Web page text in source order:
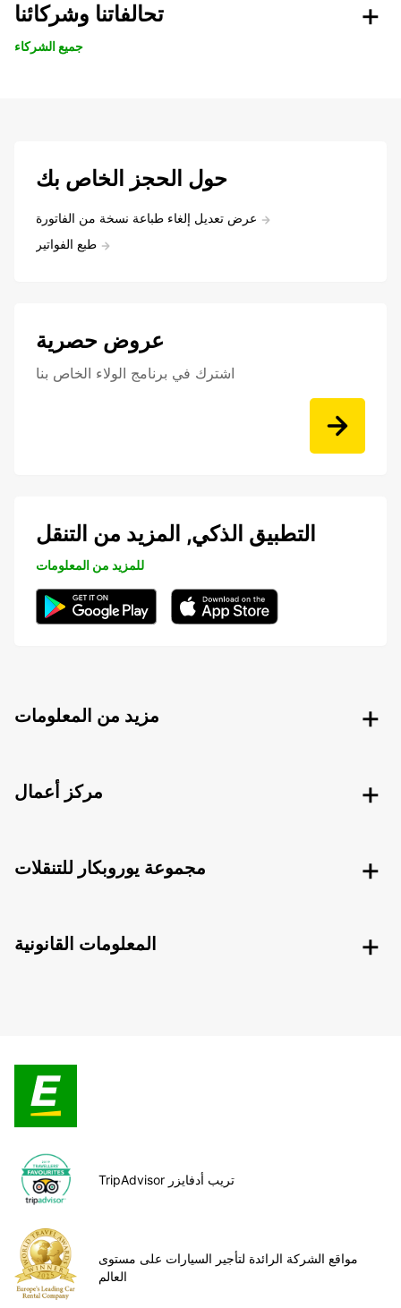
تحالفاتنا وشركائنا
جميع الشركاء
حول الحجز الخاص بك
عرض تعديل إلغاء طباعة نسخة من الفاتورة
طبع الفواتير
عروض حصرية
اشترك في برنامج الولاء الخاص بنا
التطبيق الذكي, المزيد من التنقل
للمزيد من المعلومات
مزيد من المعلومات
مركز أعمال
مجموعة يوروبكار للتنقلات
المعلومات القانونية
TripAdvisor تريب أدفايزر
مواقع الشركة الرائدة لتأجير السيارات على مستوى
العالم